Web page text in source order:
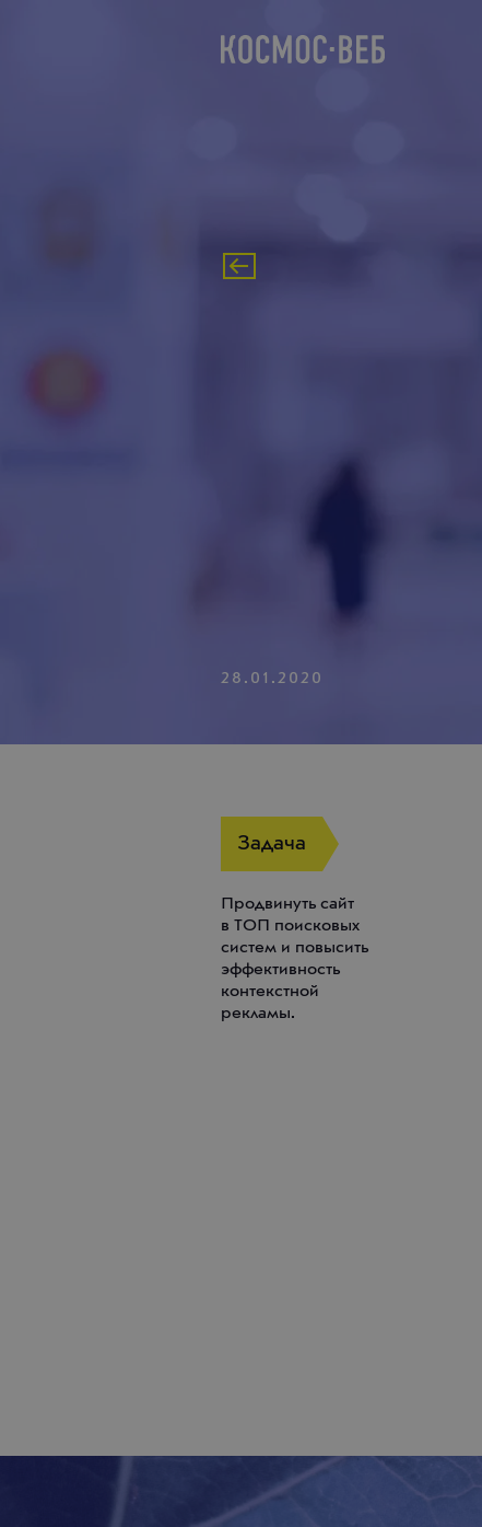
28.01.2020
Задача
Продвинуть сайт
в ТОП поисковых
систем и повысить
эффективность
контекстной
рекламы.